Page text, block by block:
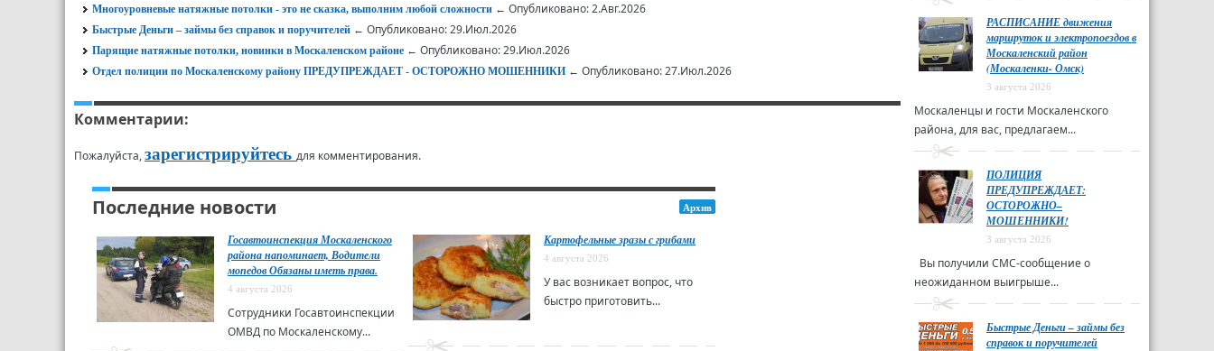
Многоуровневые натяжные потолки - это не сказка, выполним любой сложности ← Опубликовано: 2.Авг.2026
Быстрые Деньги – займы без справок и поручителей ← Опубликовано: 29.Июл.2026
Парящие натяжные потолки, новинки в Москаленском районе ← Опубликовано: 29.Июл.2026
Отдел полиции по Москаленскому району ПРЕДУПРЕЖДАЕТ - ОСТОРОЖНО МОШЕННИКИ ← Опубликовано: 27.Июл.2026
Комментарии:
Пожалуйста,зарегистрируйтесь для комментирования.
Последние новости Архив
Госавтоинспекция Москаленского
района напоминает, Водители
мопедов Обязаны иметь права.
4 августа 2026
Сотрудники Госавтоинспекции
ОМВД по Москаленскому...
Картофельные зразы с грибами
4 августа 2026
У вас возникает вопрос, что
быстро приготовить...
РАСПИСАНИЕ движения
маршруток и электропоездов в
Москаленский район
(Москаленки- Омск)
3 августа 2026
Москаленцы и гости Москаленского
района, для вас, предлагаем...
ПОЛИЦИЯ
ПРЕДУПРЕЖДАЕТ:
ОСТОРОЖНО–
МОШЕННИКИ!
3 августа 2026
Вы получили СМС-сообщение о
неожиданном выигрыше...
Быстрые Деньги – займы без
справок и поручителей